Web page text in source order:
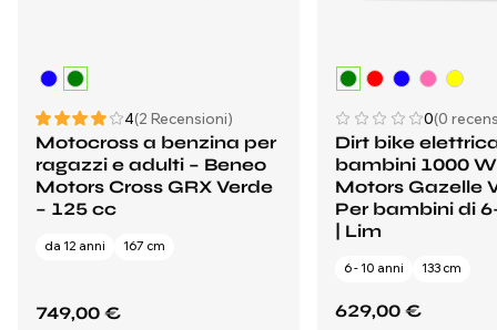
4(2 Recensioni)
Motocross a benzina per
ragazzi e adulti – Beneo
Motors Cross GRX Verde
– 125 cc
da 12 anni 167 cm
749,00 €
0(0
Dirt bike
bambini 1000
Motors Gazelle
Per bambini di
| Lim
6 - 10 anni 133 cm
629,00 €